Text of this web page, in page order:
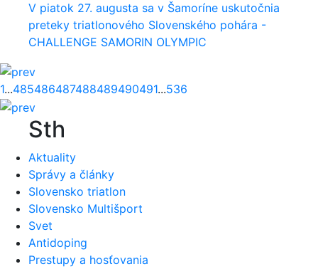
V piatok 27. augusta sa v Šamoríne uskutočnia
preteky triatlonového Slovenského pohára -
CHALLENGE SAMORIN OLYMPIC
1...485486487488489490491...536
Sth
Aktuality
Správy a články
Slovensko triatlon
Slovensko Multišport
Svet
Antidoping
Prestupy a hosťovania